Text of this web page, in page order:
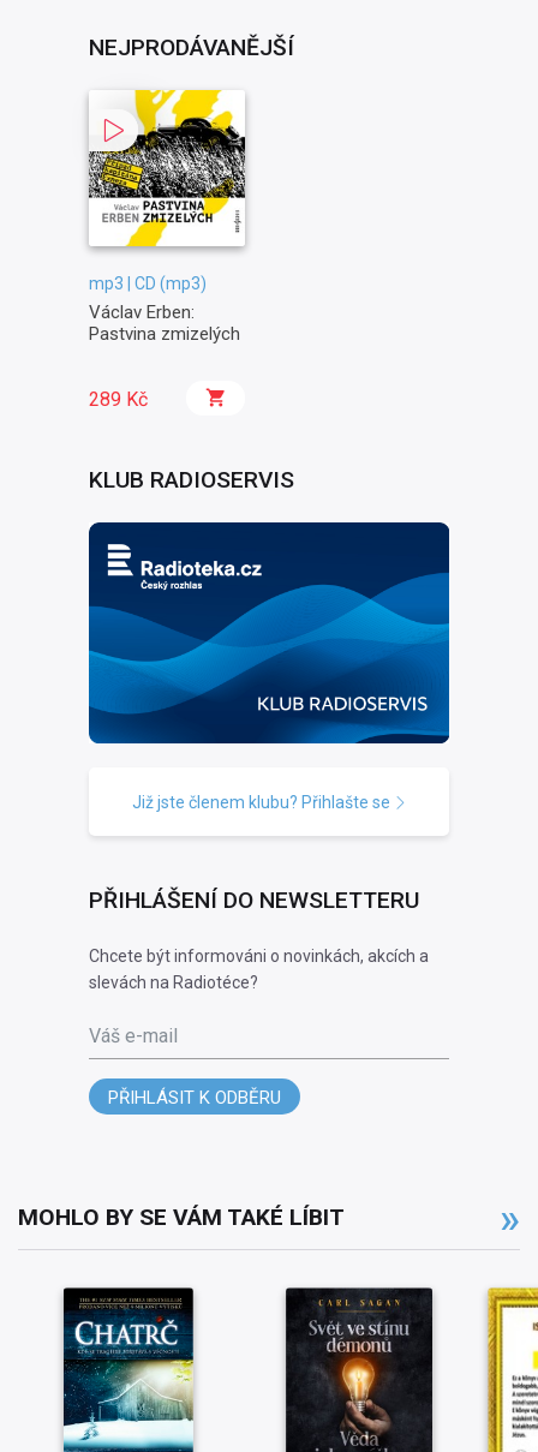
NEJPRODÁVANĚJŠÍ
mp3 | CD (mp3)
Václav Erben:
Pastvina zmizelých
289 Kč
KLUB RADIOSERVIS
Již jste členem klubu? Přihlašte se
PŘIHLÁŠENÍ DO NEWSLETTERU
Chcete být informováni o novinkách, akcích a
slevách na Radiotéce?
Váš e-mail
PŘIHLÁSIT K ODBĚRU
MOHLO BY SE VÁM TAKÉ LÍBIT